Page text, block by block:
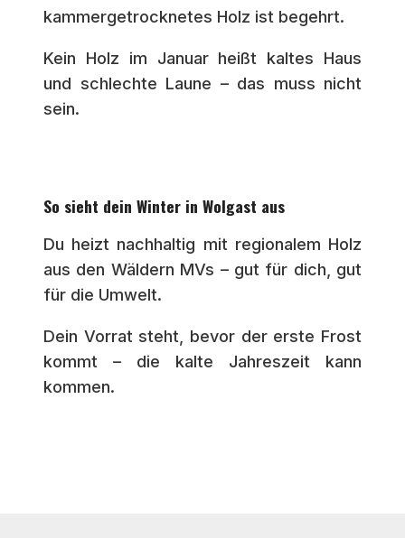
kammergetrocknetes Holz ist begehrt.
Kein Holz im Januar heißt kaltes Haus
und schlechte Laune – das muss nicht
sein.
So sieht dein Winter in Wolgast aus
Du heizt nachhaltig mit regionalem Holz
aus den Wäldern MVs – gut für dich, gut
für die Umwelt.
Dein Vorrat steht, bevor der erste Frost
kommt – die kalte Jahreszeit kann
kommen.